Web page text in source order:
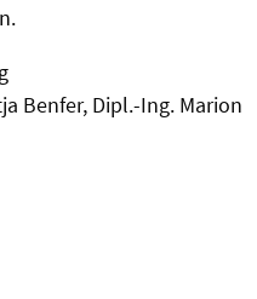
Benfer, Dipl.-Ing. Marion